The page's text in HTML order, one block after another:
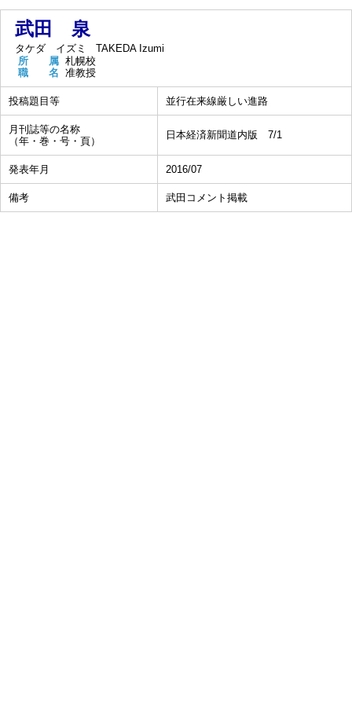
武田 泉
タケダ イズミ
TAKEDA Izumi
所 属 札幌校
職 名 准教授
投稿題目等 並行在来線厳しい進路
月刊誌等の名称
（年・巻・号・頁）
日本経済新聞道内版 7/1
発表年月 2016/07
備考 武田コメント掲載